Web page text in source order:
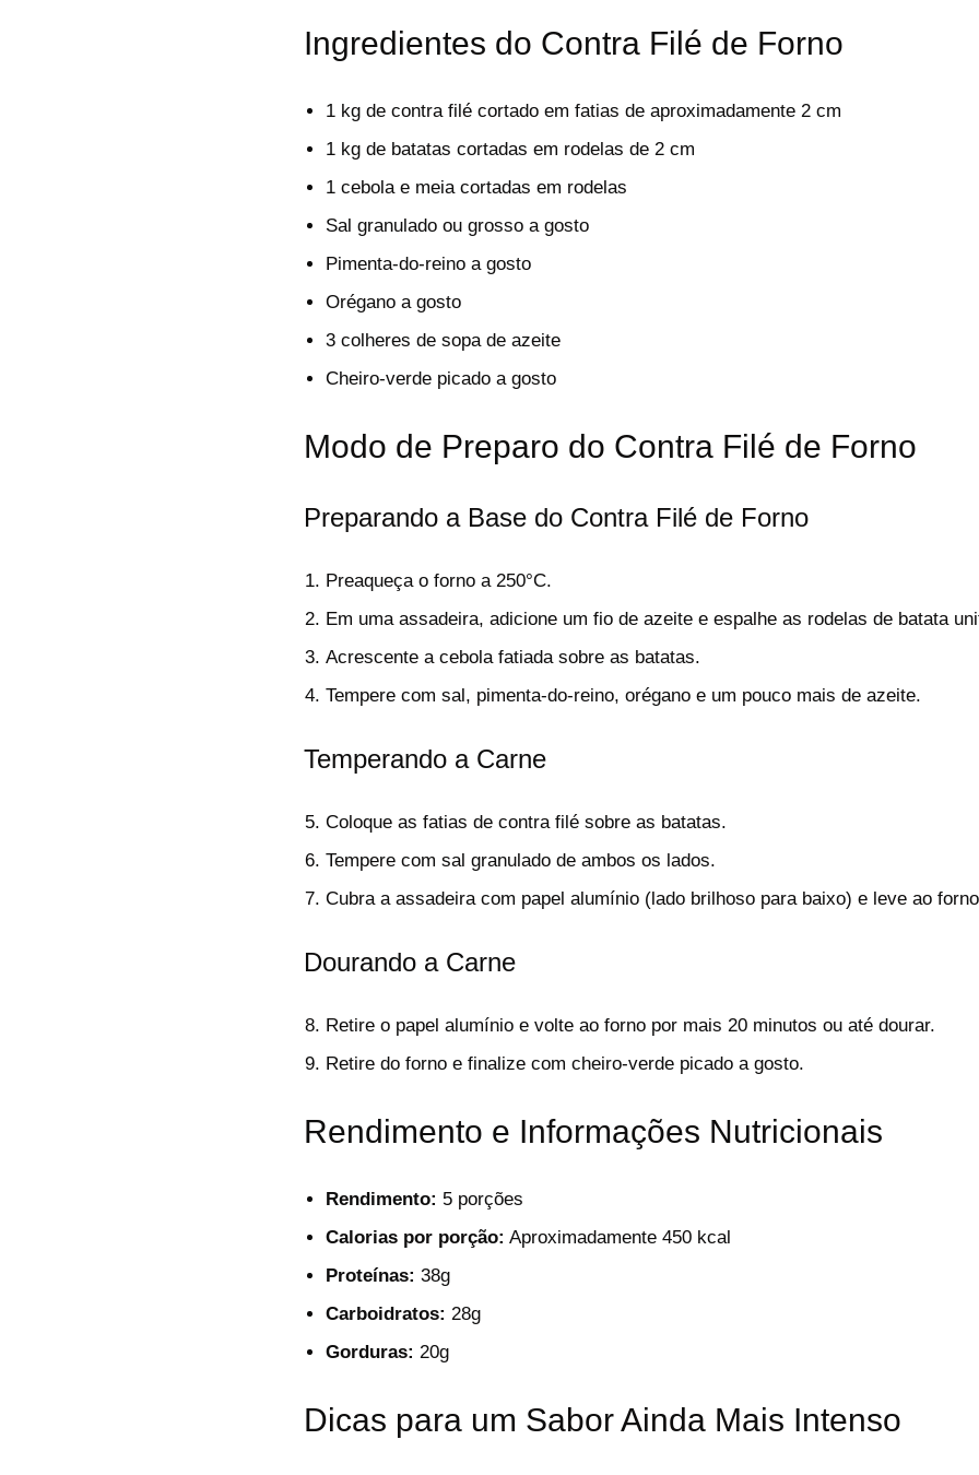
Ingredientes do Contra Filé de Forno
1 kg de contra filé cortado em fatias de aproximadamente 2 cm
1 kg de batatas cortadas em rodelas de 2 cm
1 cebola e meia cortadas em rodelas
Sal granulado ou grosso a gosto
Pimenta-do-reino a gosto
Orégano a gosto
3 colheres de sopa de azeite
Cheiro-verde picado a gosto
Modo de Preparo do Contra Filé de Forno
Preparando a Base do Contra Filé de Forno
Preaqueça o forno a 250°C.
Em uma assadeira, adicione um fio de azeite e espalhe as rodelas de batata
Acrescente a cebola fatiada sobre as batatas.
Tempere com sal, pimenta-do-reino, orégano e um pouco mais de azeite.
Temperando a Carne
Coloque as fatias de contra filé sobre as batatas.
Tempere com sal granulado de ambos os lados.
Cubra a assadeira com papel alumínio (lado brilhoso para baixo) e leve ao
Dourando a Carne
Retire o papel alumínio e volte ao forno por mais 20 minutos ou até dourar.
Retire do forno e finalize com cheiro-verde picado a gosto.
Rendimento e Informações Nutricionais
Rendimento: 5 porções
Calorias por porção: Aproximadamente 450 kcal
Proteínas: 38g
Carboidratos: 28g
Gorduras: 20g
Dicas para um Sabor Ainda Mais Intenso